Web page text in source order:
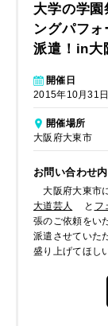
大学の学園
ングパフ
派遣！in大
開催日
2015年10月31日
開催場所
大阪府大東市
お問い合わせ
大阪府大東市
大道芸人
と フ
張のご依頼をい
派遣させていた
盛り上げてほし
ートします。【